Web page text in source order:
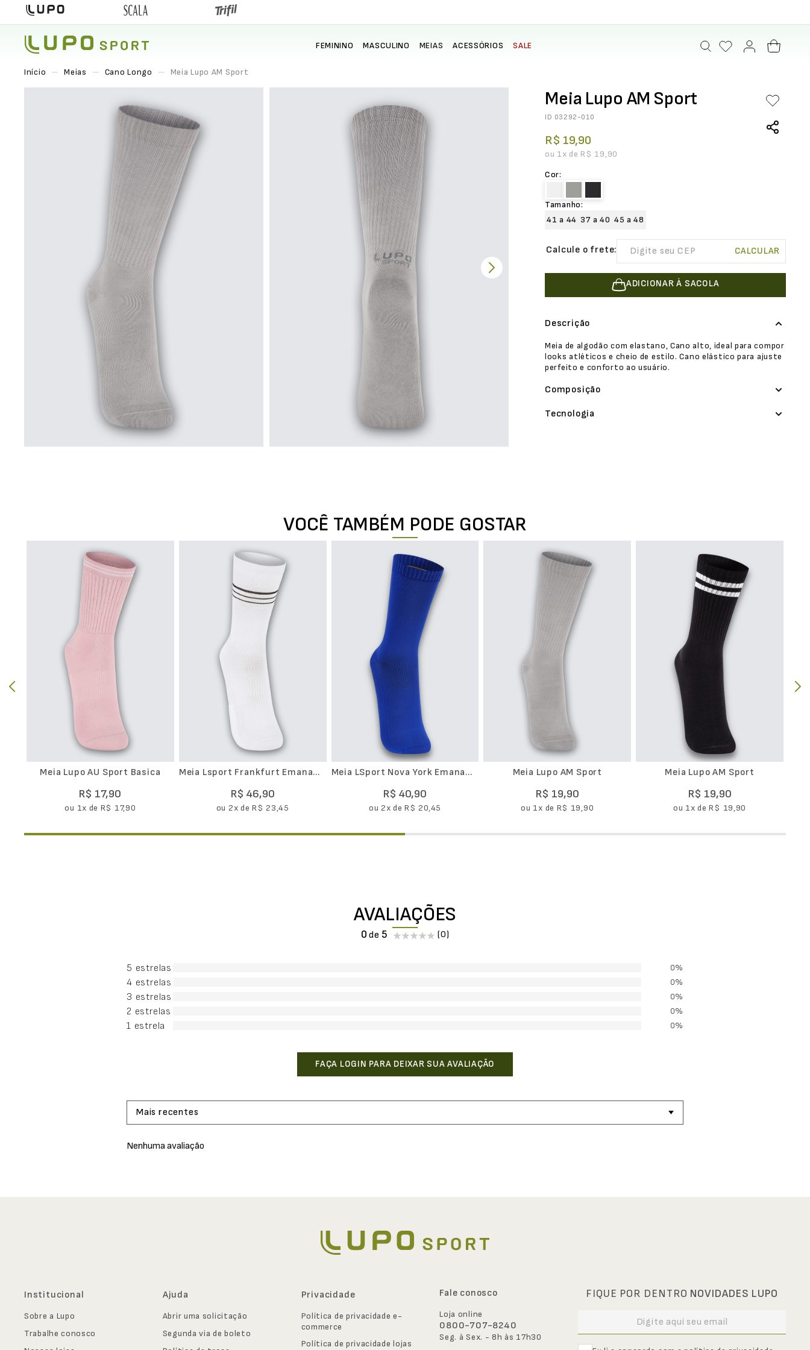
FEMININO MASCULINO MEIAS ACESSÓRIOS SALE
Meias Cano Longo Meia Lupo AM Sport
Meia Lupo AM Sport
ID 03292-010
R$ 19,90
ou 1x de R$ 19,90
Cor:
Tamanho:
41 a 44 37 a 40 45 a 48
ADICIONAR À SACOLA
Descrição
Meia de algodão com elastano, Cano alto, ideal para compor
looks atléticos e cheio de estilo. Cano elástico para ajuste
perfeito e conforto ao usuário.
Composição
Tecnologia
VOCÊ TAMBÉM PODE GOSTAR
Meia Lupo AU Sport Basica
R$ 17,90
ou 1x de R$ 17,90
Meia Lsport Frankfurt Emana
R$ 46,90
ou 2x deR$ 23,45
Meia LSport Nova York Emana
R$ 40,90
ou2x deR$ 20,45
Meia Lupo AM Sport
R$ 19,90
ou 1x de R$ 19,90
Meia Lupo AM Sport
R$ 19,90
ou 1x deR$ 19,90
AVALIAÇÕES
0 (0)
5 estrelas 0%
4 estrelas 0%
3 estrelas 0%
2 estrelas 0%
1 estrela 0%
Mais recentes
Nenhuma avaliação
Institucional
Sobre a Lupo
Trabalhe conosco
Ajuda
Abrir uma solicitação
Segunda via de boleto
Privacidade
Política de privacidade e-
commerce
Política de privacidade lojas
Fale conosco
Loja online
0800-707-8240
Seg. à Sex. - 8h às 17h30
FIQUE POR DENTRO NOVIDADES LUPO